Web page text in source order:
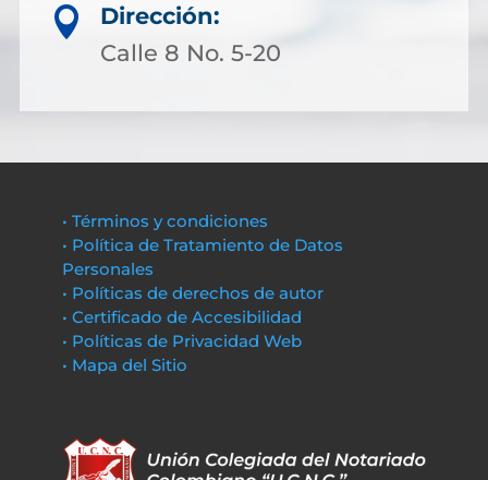

Dirección:
Calle 8 No. 5-20
• Términos y condiciones
• Política de Tratamiento de Datos
Personales
• Políticas de derechos de autor
• Certificado de Accesibilidad
• Políticas de Privacidad Web
• Mapa del Sitio